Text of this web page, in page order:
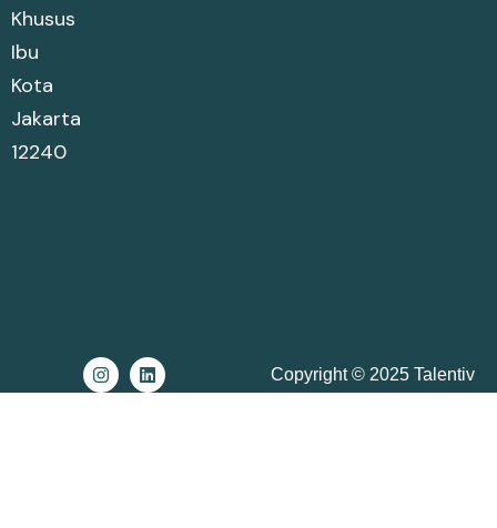
Khusus
Ibu
Kota
Jakarta
12240
Copyright © 2025 Talentiv